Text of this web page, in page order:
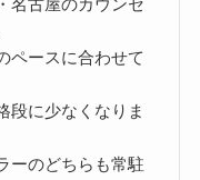
名古屋のカウンセ
ペースに合わせて
段に少なくなりま
ーのどちらも常駐